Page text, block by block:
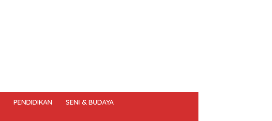
PENDIDIKAN SENI & BUDAYA